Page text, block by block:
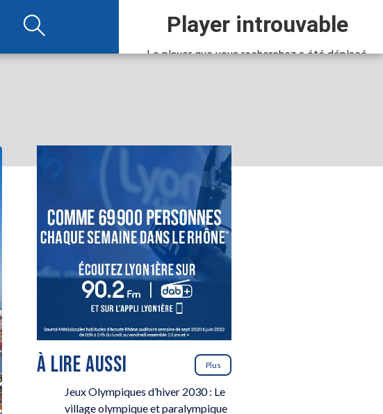
À LIRE AUSSI Plus
Jeux Olympiques d’hiver 2030 : Le
village olympique et paralympique